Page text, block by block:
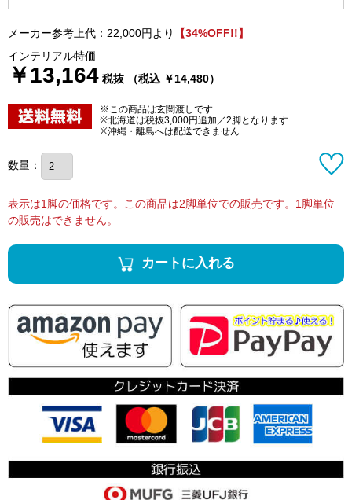
メーカー参考上代：22,000円より
【34%OFF!!】
インテリアル特価
￥13,164 税抜 （税込 ￥14,480）
※この商品は玄関渡しです
※北海道は税抜3,000円追加／2脚となります
※沖縄・離島へは配送できません
数量：
表示は1脚の価格です。この商品は2脚単位での販売です。1脚単位
の販売はできません。
カートに入れる